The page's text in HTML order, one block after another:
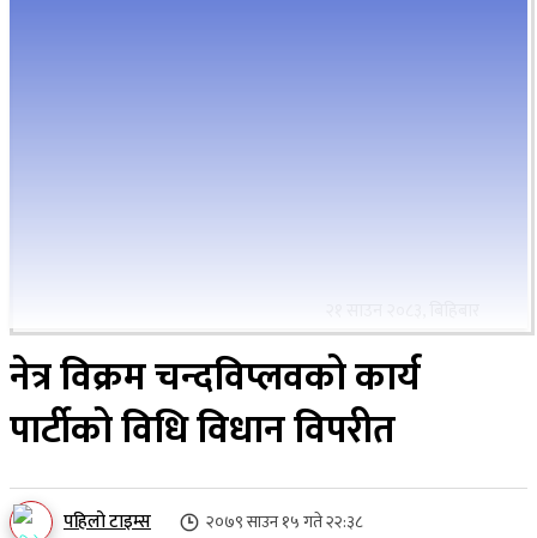
नेत्र विक्रम चन्दविप्लवको कार्य
पार्टीको विधि विधान विपरीत
पहिलो टाइम्स २०७९ साउन १५ गते २२:३८